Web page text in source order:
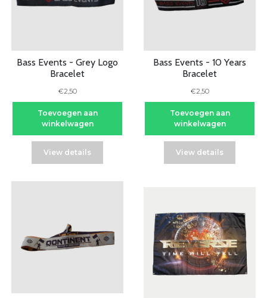
Bass Events - Grey Logo
Bracelet
€2,50
Toevoegen aan
winkelwagen
View details
Bass Events - 10 Years
Bracelet
€2,50
Toevoegen aan
winkelwagen
View details